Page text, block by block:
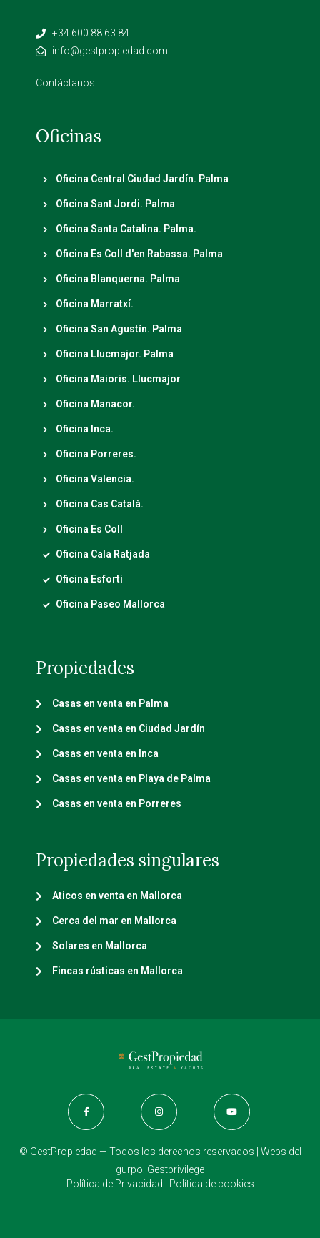
+34 600 88 63 84
info@gestpropiedad.com
Contáctanos
Oficinas
Oficina Central Ciudad Jardín. Palma
Oficina Sant Jordi. Palma
Oficina Santa Catalina. Palma.
Oficina Es Coll d'en Rabassa. Palma
Oficina Blanquerna. Palma
Oficina Marratxí.
Oficina San Agustín. Palma
Oficina Llucmajor. Palma
Oficina Maioris. Llucmajor
Oficina Manacor.
Oficina Inca.
Oficina Porreres.
Oficina Valencia.
Oficina Cas Català.
Oficina Es Coll
Oficina Cala Ratjada
Oficina Esforti
Oficina Paseo Mallorca
Propiedades
Casas en venta en Palma
Casas en venta en Ciudad Jardín
Casas en venta en Inca
Casas en venta en Playa de Palma
Casas en venta en Porreres
Propiedades singulares
Aticos en venta en Mallorca
Cerca del mar en Mallorca
Solares en Mallorca
Fincas rústicas en Mallorca
© GestPropiedad — Todos los derechos reservados | Webs del
gurpo: Gestprivilege
Política de Privacidad
Política de cookies